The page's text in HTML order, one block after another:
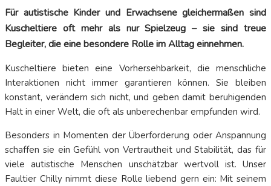
Für autistische Kinder und Erwachsene gleichermaßen sind
Kuscheltiere oft mehr als nur Spielzeug – sie sind treue
Begleiter, die eine besondere Rolle im Alltag einnehmen.
Kuscheltiere bieten eine Vorhersehbarkeit, die menschliche
Interaktionen nicht immer garantieren können. Sie bleiben
konstant, verändern sich nicht, und geben damit beruhigenden
Halt in einer Welt, die oft als unberechenbar empfunden wird.
Besonders in Momenten der Überforderung oder Anspannung
schaffen sie ein Gefühl von Vertrautheit und Stabilität, das für
viele autistische Menschen unschätzbar wertvoll ist. Unser
Faultier Chilly nimmt diese Rolle liebend gern ein: Mit seinem